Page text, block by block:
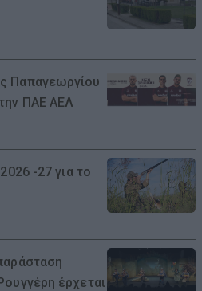
Παπαγεωργίου
ΠΑΕ ΑΕΛ
-27 για το
έρχεται